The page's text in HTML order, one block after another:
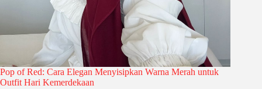
Pop of Red: Cara Elegan Menyisipkan Warna Merah untuk
Outfit Hari Kemerdekaan